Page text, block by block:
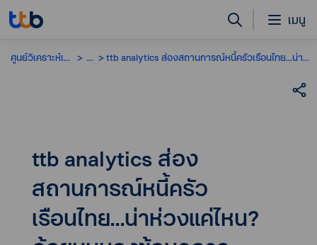
เมนู
ศูนย์วิเคราะห์เศรษฐกิจ ... ttb analytics ส่องสถานการณ์หนี้ครัวเรือนไทย…น่าห่วงแค่ไหน? ด้วยมุมมองข้อมูลจากเครดิตบูโร (NCB)
ttb analytics ส่อง
สถานการณ์หนี้ครัว
เรือนไทย…น่าห่วงแค่ไหน?